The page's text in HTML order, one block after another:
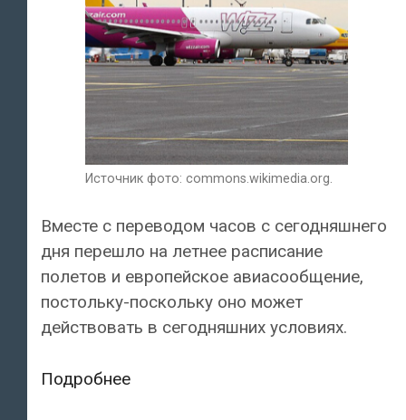
Источник фото: commons.wikimedia.org.
Вместе с переводом часов с сегодняшнего
дня перешло на летнее расписание
полетов и европейское авиасообщение,
постольку-поскольку оно может
действовать в сегодняшних условиях.
ПодробнееПервый